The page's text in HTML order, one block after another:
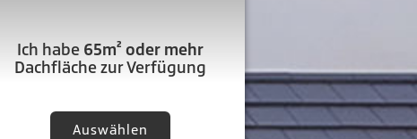
Ich habe 65m² oder mehr
Dachfläche zur Verfügung
Auswählen